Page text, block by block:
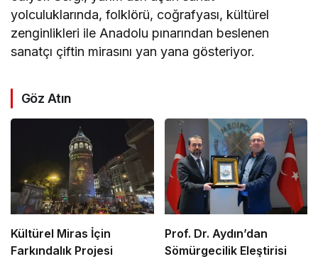
yolculuklarında, folklörü, coğrafyası, kültürel
zenginlikleri ile Anadolu pınarından beslenen
sanatçı çiftin mirasını yan yana gösteriyor.
Göz Atın
Kültürel Miras İçin
Farkındalık Projesi
Prof. Dr. Aydın’dan
Sömürgecilik Eleştirisi